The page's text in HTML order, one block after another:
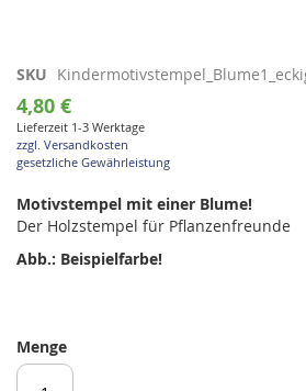
Zum
Anfang
der
Bildgalerie
springen
SKU
4,80 €
Lieferzeit 1-3 Werktage
zzgl. Versandkosten
gesetzliche Gewährleistung
Motivstempel mit einer Blume!
Der Holzstempel für Pflanzenfreunde
Abb.: Beispielfarbe!
Menge